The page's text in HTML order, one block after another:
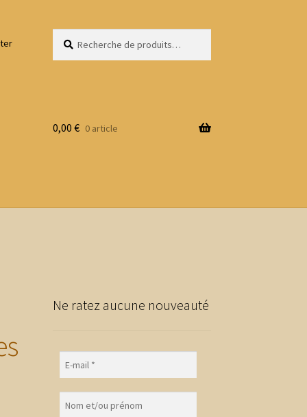
pour :
0,00 € 0 article
Ne ratez aucune nouveauté